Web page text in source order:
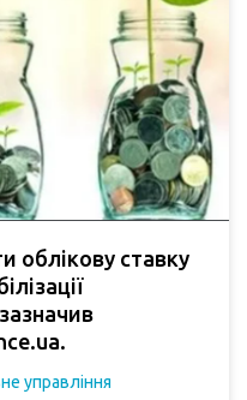
облікову ставку
управління